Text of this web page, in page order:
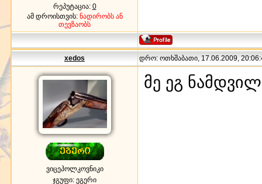
რეპუტაცია: 0
ამ დროისთვის: ნადირობს ან
თევზაობს
xedos დრო: ოთხშაბათი, 17.06.2009,
ვიცეპოლკოვნიკი
ჯგუფი: ეგერი
მე ეგ